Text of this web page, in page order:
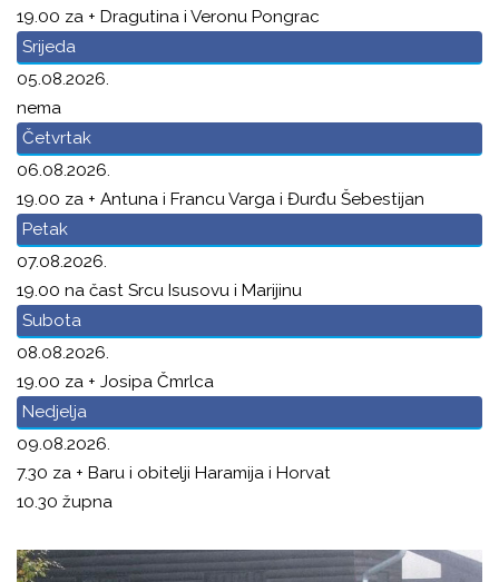
19.00 za + Dragutina i Veronu Pongrac
Srijeda
05.08.2026.
nema
Četvrtak
06.08.2026.
19.00 za + Antuna i Francu Varga i Đurđu Šebestijan
Petak
07.08.2026.
19.00 na čast Srcu Isusovu i Marijinu
Subota
08.08.2026.
19.00 za + Josipa Čmrlca
Nedjelja
09.08.2026.
7.30 za + Baru i obitelji Haramija i Horvat
10.30 župna